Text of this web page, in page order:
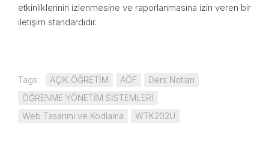
etkinliklerinin izlenmesine ve raporlanmasına izin veren bir
iletişim standardıdır.
Tags: AÇIK ÖĞRETİM AÖF
Ders Notları
ÖĞRENME YÖNETİM SİSTEMLERİ
Web Tasarımı ve Kodlama
WTK202U